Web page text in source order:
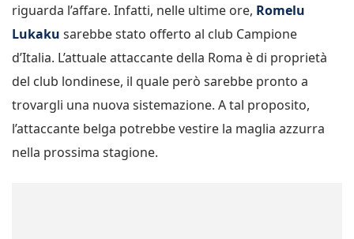
riguarda l’affare. Infatti, nelle ultime ore, Romelu
Lukaku sarebbe stato offerto al club Campione
d’Italia. L’attuale attaccante della Roma è di proprietà
del club londinese, il quale però sarebbe pronto a
trovargli una nuova sistemazione. A tal proposito,
l’attaccante belga potrebbe vestire la maglia azzurra
nella prossima stagione.